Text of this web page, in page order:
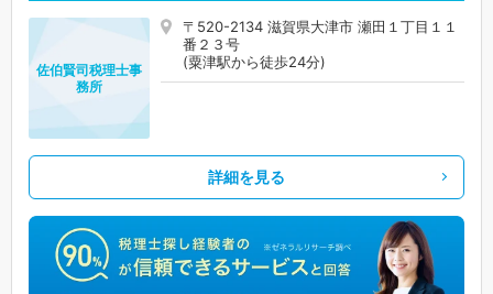
〒520-2134 滋賀県大津市 瀬田１丁目１１
番２３号
(粟津駅から徒歩24分)
佐伯賢司税理士事
務所
詳細を見る